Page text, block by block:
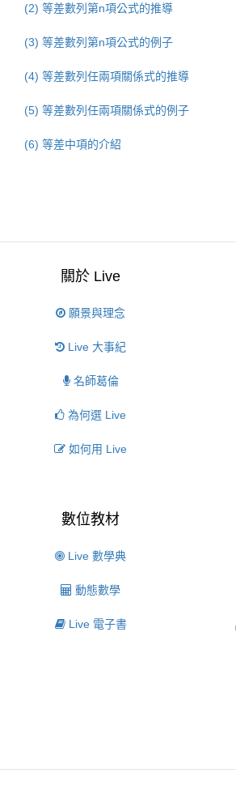
(2) 等差數列第n項公式的推導
(3) 等差數列第n項公式的例子
(4) 等差數列任兩項關係式的推導
(5) 等差數列任兩項關係式的例子
(6) 等差中項的介紹
關於 Live
願景與理念
Live 大事紀
名師葛倫
為何選 Live
如何用 Live
數位教材
Live 數學典
動態數學
Live 電子書